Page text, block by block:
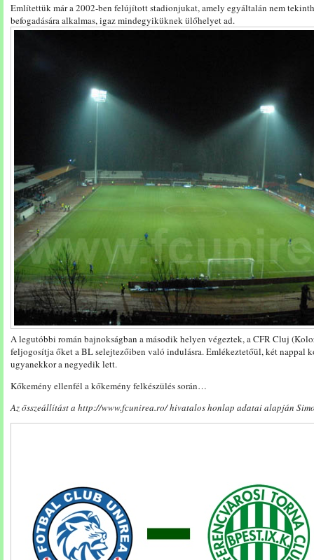
Említettük már a 2002-ben felújított stadionjukat, amely egyáltalán nem
befogadására alkalmas, igaz mindegyiküknek ülőhelyet ad.
A legutóbbi román bajnokságban a második helyen végeztek, a CFR Cluj
feljogosítja őket a BL selejtezőiben való indulásra. Emlékeztetőül, két nappal
ugyanekkor a negyedik lett.
Kőkemény ellenfél a kőkemény felkészülés során…
Az összeállítást a http://www.fcunirea.ro/ hivatalos honlap adatai alapján